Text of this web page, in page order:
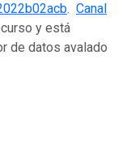
. Canal
y está
de datos avalado